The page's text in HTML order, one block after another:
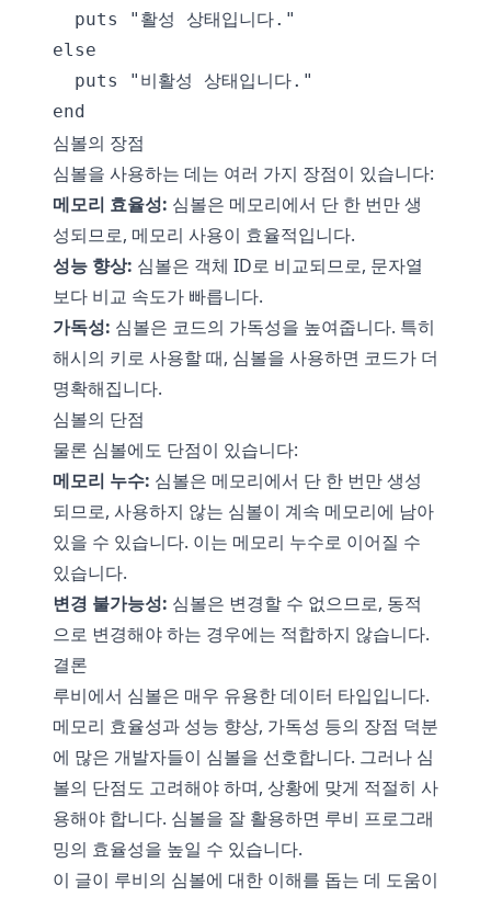
  puts "활성 상태입니다."
else
  puts "비활성 상태입니다."
심볼의 장점
심볼을 사용하는 데는 여러 가지 장점이 있습니다:
메모리 효율성: 심볼은 메모리에서 단 한 번만 생
성되므로, 메모리 사용이 효율적입니다.
성능 향상: 심볼은 객체 ID로 비교되므로, 문자열
보다 비교 속도가 빠릅니다.
가독성: 심볼은 코드의 가독성을 높여줍니다. 특히
해시의 키로 사용할 때, 심볼을 사용하면 코드가 더
명확해집니다.
심볼의 단점
물론 심볼에도 단점이 있습니다:
메모리 누수: 심볼은 메모리에서 단 한 번만 생성
되므로, 사용하지 않는 심볼이 계속 메모리에 남아
있을 수 있습니다. 이는 메모리 누수로 이어질 수
있습니다.
변경 불가능성: 심볼은 변경할 수 없으므로, 동적
으로 변경해야 하는 경우에는 적합하지 않습니다.
결론
루비에서 심볼은 매우 유용한 데이터 타입입니다.
메모리 효율성과 성능 향상, 가독성 등의 장점 덕분
에 많은 개발자들이 심볼을 선호합니다. 그러나 심
볼의 단점도 고려해야 하며, 상황에 맞게 적절히 사
용해야 합니다. 심볼을 잘 활용하면 루비 프로그래
밍의 효율성을 높일 수 있습니다.
이 글이 루비의 심볼에 대한 이해를 돕는 데 도움이